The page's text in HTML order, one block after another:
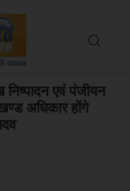
एवं पंजीयन
अधिकार होंगे